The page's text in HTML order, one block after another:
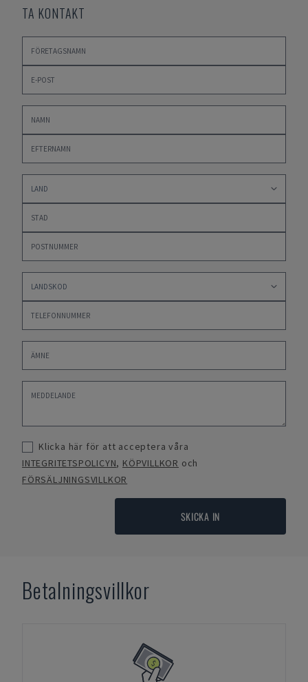
TA KONTAKT
Klicka här för att acceptera våra
INTEGRITETSPOLICYN, KÖPVILLKOR och
FÖRSÄLJNINGSVILLKOR
SKICKA IN
Betalningsvillkor